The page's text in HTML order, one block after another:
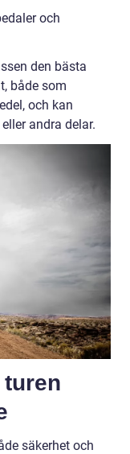
och
den bästa
både som
och kan
andra delar.
säkerhet och